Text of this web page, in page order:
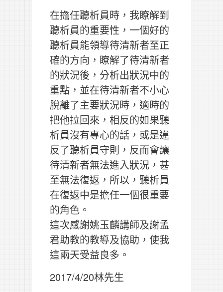
在擔任聽析員時，我瞭解到
聽析員的重要性，一個好的
聽析員能領導待清新者至正
確的方向，瞭解了待清新者
的狀況後，分析出狀況中的
重點，並在待清新者不小心
脫離了主要狀況時，適時的
把他拉回來，相反的如果聽
析員沒有專心的話，或是違
反了聽析員守則，反而會讓
待清新者無法進入狀況，甚
至無法復返，所以，聽析員
在復返中是擔任一個很重要
的角色。
這次感謝姚玉麟講師及謝孟
君助教的教導及協助，使我
這兩天受益良多。
2017/4/20林先生